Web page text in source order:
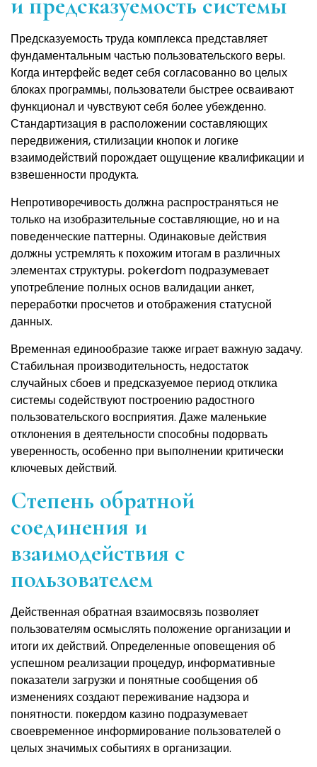
и предсказуемость системы
Предсказуемость труда комплекса представляет
фундаментальным частью пользовательского веры.
Когда интерфейс ведет себя согласованно во целых
блоках программы, пользователи быстрее осваивают
функционал и чувствуют себя более убежденно.
Стандартизация в расположении составляющих
передвижения, стилизации кнопок и логике
взаимодействий порождает ощущение квалификации и
взвешенности продукта.
Непротиворечивость должна распространяться не
только на изобразительные составляющие, но и на
поведенческие паттерны. Одинаковые действия
должны устремлять к похожим итогам в различных
элементах структуры. pokerdom подразумевает
употребление полных основ валидации анкет,
переработки просчетов и отображения статусной
данных.
Временная единообразие также играет важную задачу.
Стабильная производительность, недостаток
случайных сбоев и предсказуемое период отклика
системы содействуют построению радостного
пользовательского восприятия. Даже маленькие
отклонения в деятельности способны подорвать
уверенность, особенно при выполнении критически
ключевых действий.
Степень обратной
соединения и
взаимодействия с
пользователем
Действенная обратная взаимосвязь позволяет
пользователям осмыслять положение организации и
итоги их действий. Определенные оповещения об
успешном реализации процедур, информативные
показатели загрузки и понятные сообщения об
изменениях создают переживание надзора и
понятности. покердом казино подразумевает
своевременное информирование пользователей о
целых значимых событиях в организации.